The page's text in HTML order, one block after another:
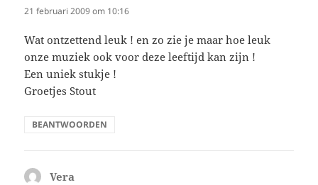
21 februari 2009 om 10:16
Wat ontzettend leuk ! en zo zie je maar hoe leuk
onze muziek ook voor deze leeftijd kan zijn !
Een uniek stukje !
Groetjes Stout
BEANTWOORDEN
Vera